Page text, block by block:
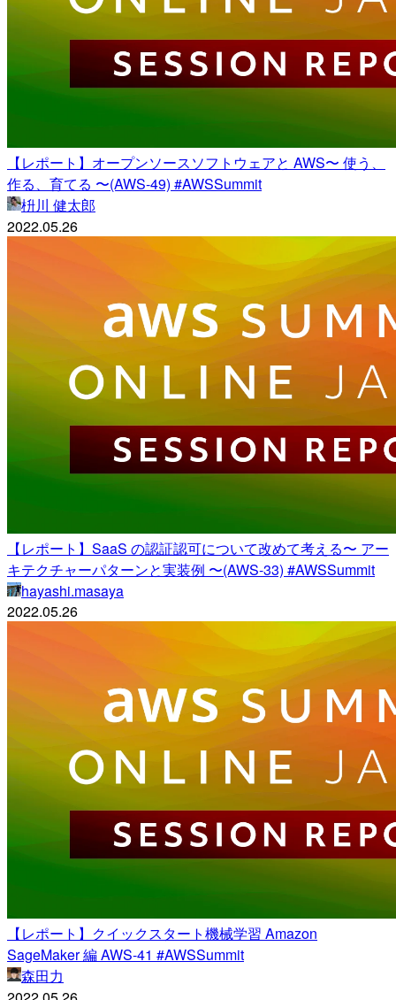
【レポート】オープンソースソフトウェアと AWS〜 使う、
作る、育てる 〜(AWS-49) #AWSSummit
枡川 健太郎
2022.05.26
【レポート】SaaS の認証認可について改めて考える〜 アー
キテクチャーパターンと実装例 〜(AWS-33) #AWSSummit
hayashi.masaya
2022.05.26
【レポート】クイックスタート機械学習 Amazon
SageMaker 編 AWS-41 #AWSSummit
森田力